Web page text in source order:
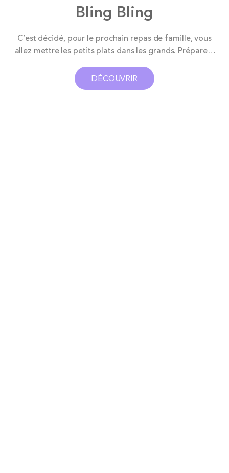
Bling Bling
C’est décidé, pour le prochain repas de famille, vous
allez mettre les petits plats dans les grands. Préparez-
Prévenez vos invités : tenue de soirée exigée, sinon, ils
seront tout simplement éclipsés par votre table de
DÉCOUVRIR